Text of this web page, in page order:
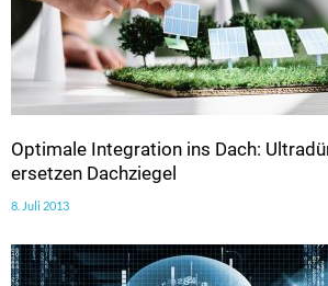
Optimale Integration ins Dach:
ersetzen Dachziegel
8. Juli 2013